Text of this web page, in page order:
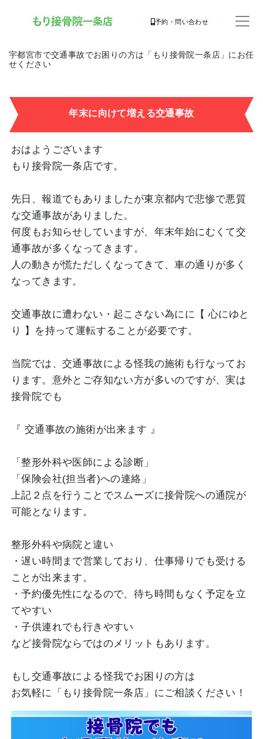
予約・問い合わせ
宇都宮市で交通事故でお困りの方は「もり接骨院一条店」にお任
せください
年末に向けて増える交通事故
おはようございます
もり接骨院一条店です。
先日、報道でもありましたが東京都内で悲惨で悪質
な交通事故がありました。
何度もお知らせしていますが、年末年始にむくて交
通事故が多くなってきます。
人の動きが慌ただしくなってきて、車の通りが多く
なってきます。
交通事故に遭わない・起こさない為にに【 心にゆと
り 】を持って運転することが必要です。
当院では、交通事故による怪我の施術も行なってお
ります。意外とご存知ない方が多いのですが、実は
接骨院でも
『 交通事故の施術が出来ます 』
「整形外科や医師による診断」
「保険会社(担当者)への連絡」
上記２点を行うことでスムーズに接骨院への通院が
可能となります。
整形外科や病院と違い
・遅い時間まで営業しており、仕事帰りでも受ける
ことが出来ます。
・予約優先性になるので、待ち時間もなく予定を立
てやすい
・子供連れでも行きやすい
など接骨院ならではのメリットもあります。
もし交通事故による怪我でお困りの方は
お気軽に「もり接骨院一条店」にご相談ください！